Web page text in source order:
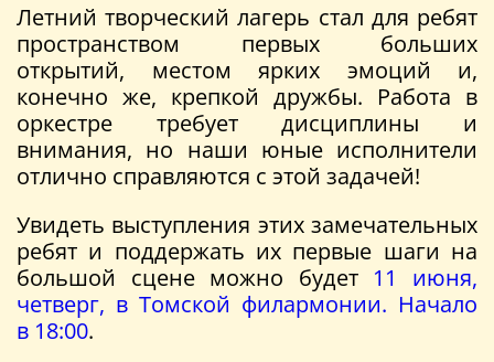
Летний творческий лагерь стал для ребят
пространством первых больших
открытий, местом ярких эмоций и,
конечно же, крепкой дружбы. Работа в
оркестре требует дисциплины и
внимания, но наши юные исполнители
отлично справляются с этой задачей!
Увидеть выступления этих замечательных
ребят и поддержать их первые шаги на
большой сцене можно будет 11 июня,
четверг, в Томской филармонии. Начало
в 18:00.